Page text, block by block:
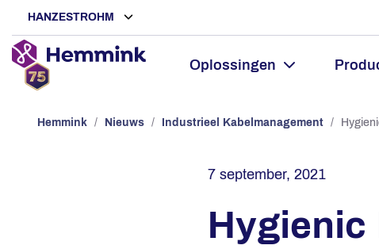
HANZESTROHM
Oplossingen
Hemmink / Nieuws / Industrieel Kabelmanagement /
7 september, 2021
Hygienic